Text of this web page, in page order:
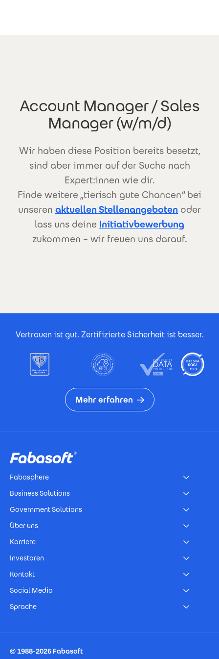
Account Manager / Sales
Manager (w/m/d)
Wir haben diese Position bereits besetzt,
sind aber immer auf der Suche nach
Expert:innen wie dir.
Finde weitere „tierisch gute Chancen“ bei
unseren aktuellen Stellenangeboten oder
lass uns deine Initiativbewerbung
zukommen – wir freuen uns darauf.
Vertrauen ist gut. Zertifizierte Sicherheit ist besser.
Mehr erfahren
Fabasphere
Business Solutions
Government Solutions
Über uns
Karriere
Investoren
Kontakt
Social Media
Sprache
© 1988-2026 Fabasoft